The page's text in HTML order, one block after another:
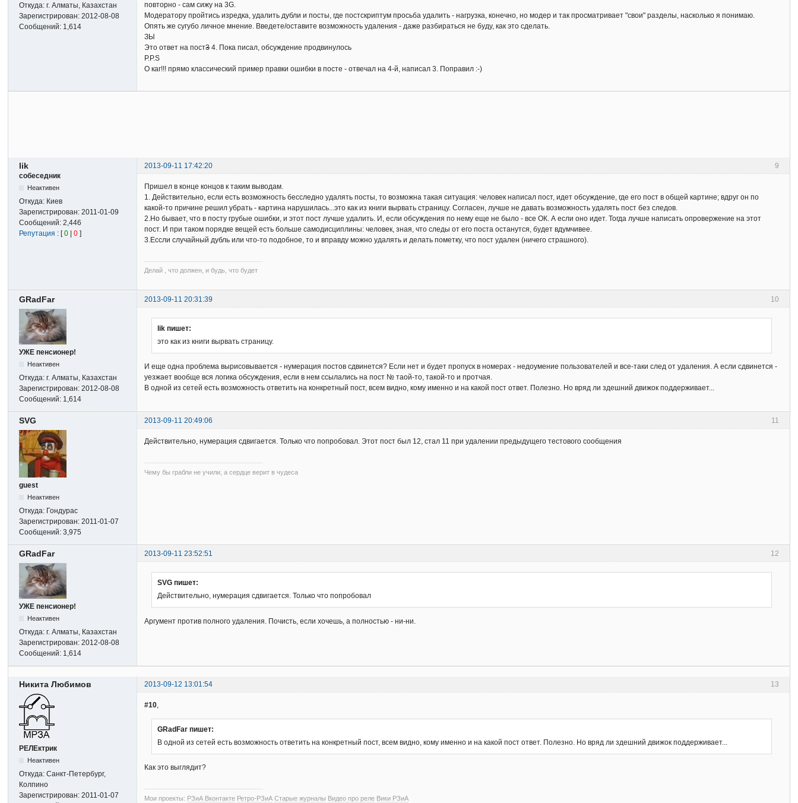
Откуда:г. Алматы, Казахстан
Зарегистрирован:2012-08-08
Сообщений: 1,614
повторно - сам сижу на 3G.
Модератору пройтись изредка, удалить дубли и посты, где постскриптум просьба удалить - нагрузка, конечно, но модер и так просматривает "свои" разделы, насколько я понимаю.
Опять же сугубо личное мнение. Введете/оставите возможность удаления - даже разбираться не буду, как это сделать.
ЗЫ
Это ответ на пост34. Пока писал, обсуждение продвинулось
P.P.S
О каг!!! прямо классический пример правки ошибки в посте - отвечал на 4-й, написал 3. Поправил :-)
9
lik
2013-09-11 17:42:20
собеседник
Неактивен
Откуда: Киев
Зарегистрирован:2011-01-09
Сообщений:2,446
Репутация : [0 |0 ]
Пришел в конце концов к таким выводам.
1. Действительно, если есть возможность бесследно удалять посты, то возможна такая ситуация: человек написал пост, идет обсуждение, где его пост в общей картине; вдруг он по
какой-то причине решил убрать - картина нарушилась...это как из книги вырвать страницу. Согласен, лучше не давать возможность удалять пост без следов.
2.Но бывает, что в посту грубые ошибки, и этот пост лучше удалить. И, если обсуждения по нему еще не было - все ОК. А если оно идет. Тогда лучше написать опровержение на этот
пост. И при таком порядке вещей есть больше самодисциплины: человек, зная, что следы от его поста останутся, будет вдумчивее.
3.Ессли случайный дубль или что-то подобное, то и вправду можно удалять и делать пометку, что пост удален (ничего страшного).
Делай , что должен, и будь, что будет
10
GRadFar 2013-09-11 20:31:39
УЖЕ пенсионер!
Неактивен
Откуда:г. Алматы, Казахстан
Зарегистрирован:2012-08-08
Сообщений: 1,614
lik пишет:
это как из книги вырвать страницу.
И еще одна проблема вырисовывается - нумерация постов сдвинется? Если нет и будет пропуск в номерах - недоумение пользователей и все-таки след от удаления. А если сдвинется -
уезжает вообще вся логика обсуждения, если в нем ссылались на пост № таой-то, такой-то и протчая.
В одной из сетей есть возможность ответить на конкретный пост, всем видно, кому именно и на какой пост ответ. Полезно. Но вряд ли здешний движок поддерживает...
11
SVG 2013-09-11 20:49:06
guest
Неактивен
Откуда: Гондурас
Зарегистрирован:2011-01-07
Сообщений:3,975
Действительно, нумерация сдвигается. Только что попробовал. Этот пост был 12, стал 11 при удалении предыдущего тестового сообщения
Чему бы грабли не учили, а сердце верит в чудеса
12
GRadFar 2013-09-11 23:52:51
УЖЕ пенсионер!
Неактивен
Откуда:г. Алматы, Казахстан
Зарегистрирован:2012-08-08
Сообщений: 1,614
SVG пишет:
Действительно, нумерация сдвигается. Только что попробовал
Аргумент против полного удаления. Почисть, если хочешь, а полностью - ни-ни.
13
Никита Любимов 2013-09-12 13:01:54
РЕЛЕктрик
Неактивен
Откуда:Санкт-Петербург,
Колпино
Зарегистрирован:2011-01-07
#10,
GRadFar пишет:
В одной из сетей есть возможность ответить на конкретный пост, всем видно, кому именно и на какой пост ответ. Полезно. Но вряд ли здешний движок поддерживает...
Как это выглядит?
Мои проекты: РЗиА Вконтакте Ретро-РЗиА Старые журналы Видео про реле Вики РЗиА